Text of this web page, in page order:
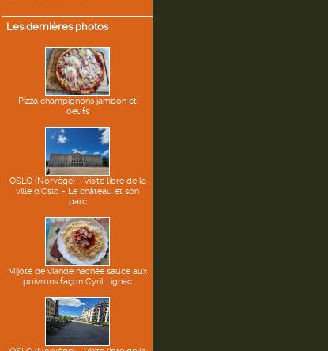
Les dernières photos
Pizza champignons jambon et
oeufs
OSLO (Norvège) - Visite libre de la
ville d'Oslo - Le château et son
parc
Mijoté de viande hachée sauce aux
poivrons façon Cyril Lignac